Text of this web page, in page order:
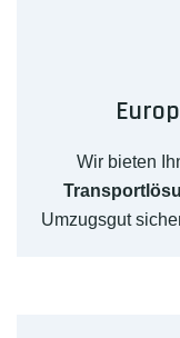
Wir bieten
Umzugsgut